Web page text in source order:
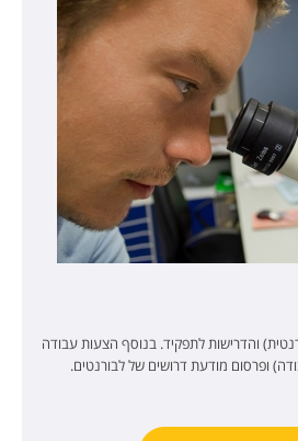
והדרישות לתפקיד. בנוסף הצעות עבודה
ופרסום מודעת דרושים של לבורנטים.